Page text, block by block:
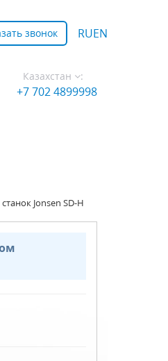
звонок RUEN
Казахстан :
+7 702 4899998
Jonsen SD-H